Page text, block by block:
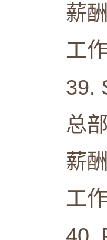
薪酬
工作
39.
总部:
薪酬
工作